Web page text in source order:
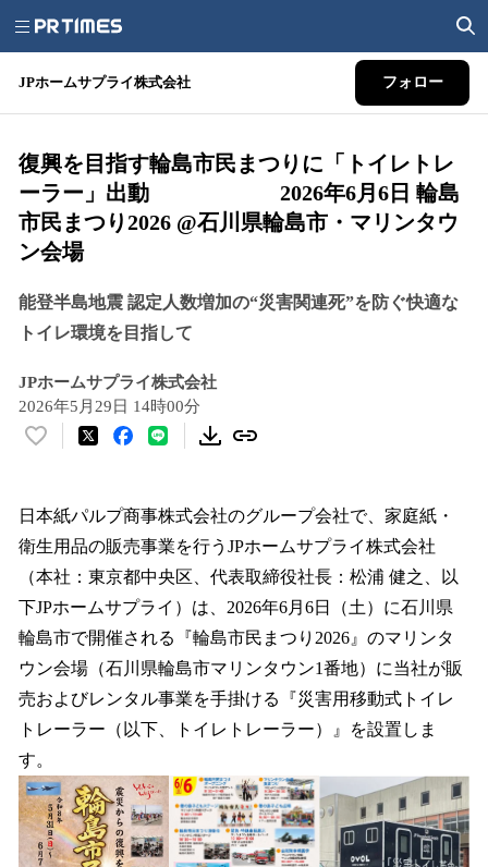
JPホームサプライ株式会社 フォロー
復興を目指す輪島市民まつりに「トイレトレ
ーラー」出動 2026年6月6日 輪島
市民まつり2026 @石川県輪島市・マリンタウ
ン会場
能登半島地震 認定人数増加の“災害関連死”を防ぐ快適な
トイレ環境を目指して
JPホームサプライ株式会社
2026年5月29日 14時00分
い
！
数
読
み
込
み
中
で
す
日本紙パルプ商事株式会社のグループ会社で、家庭紙・
衛生用品の販売事業を行うJPホームサプライ株式会社
（本社：東京都中央区、代表取締役社長：松浦 健之、以
下JPホームサプライ）は、2026年6月6日（土）に石川県
輪島市で開催される『輪島市民まつり2026』のマリンタ
ウン会場（石川県輪島市マリンタウン1番地）に当社が販
売およびレンタル事業を手掛ける『災害用移動式トイレ
トレーラー（以下、トイレトレーラー）』を設置しま
す。